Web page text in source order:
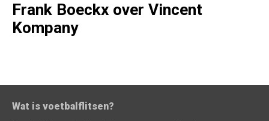
Frank Boeckx over Vincent
Kompany
Wat is voetbalflitsen?